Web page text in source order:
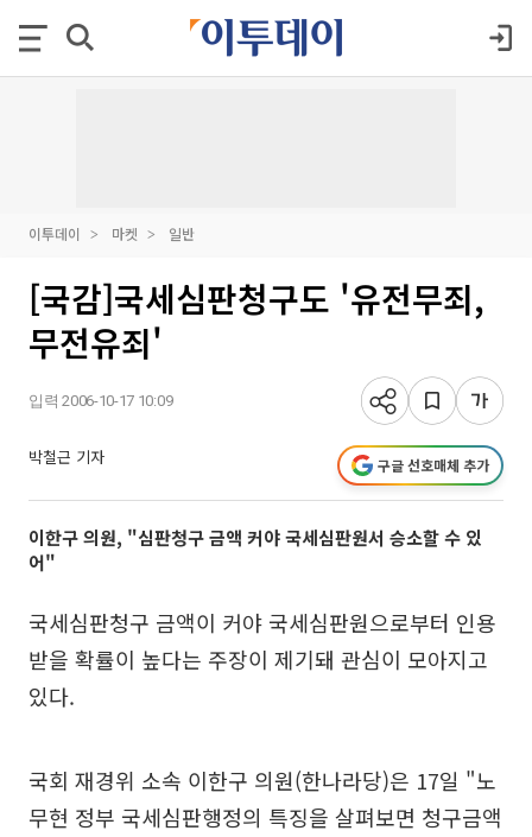
이투데이 마켓 일반
[국감]국세심판청구도 '유전무죄,
무전유죄'
입력 2006-10-17 10:09
박철근 기자 구글 선호매체 추가
이한구 의원, "심판청구 금액 커야 국세심판원서 승소할 수 있
어"
국세심판청구 금액이 커야 국세심판원으로부터 인용
받을 확률이 높다는 주장이 제기돼 관심이 모아지고
있다.
국회 재경위 소속 이한구 의원(한나라당)은 17일 "노
무현 정부 국세심판행정의 특징을 살펴보면 청구금액